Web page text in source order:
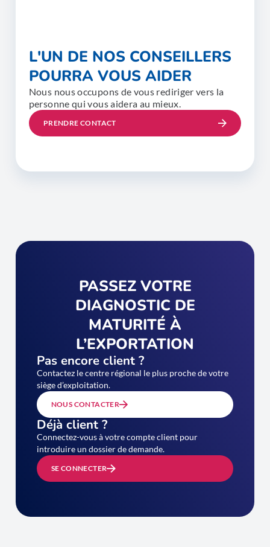
L'UN DE NOS CONSEILLERS
POURRA VOUS AIDER
Nous nous occupons de vous rediriger vers la
personne qui vous aidera au mieux.
PRENDRE CONTACT
PASSEZ VOTRE
DIAGNOSTIC DE
MATURITÉ À
L’EXPORTATION
Pas encore client ?
Contactez le centre régional le plus proche de votre
siège d’exploitation.
NOUS CONTACTER
Déjà client ?
Connectez-vous à votre compte client pour
introduire un dossier de demande.
SE CONNECTER